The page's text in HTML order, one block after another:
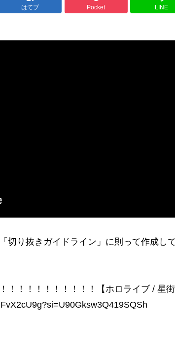
はてブ Pocket LINE
切り抜きガイドライン」に則って作成し
！！！！！！！！！！【ホロライブ / 星街